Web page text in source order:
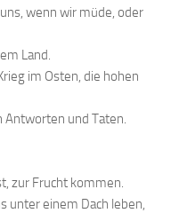
wenn wir müde, oder
Land.
im Osten, die hohen
Antworten und Taten.
zur Frucht kommen.
unter einem Dach leben,